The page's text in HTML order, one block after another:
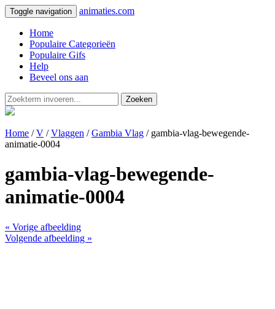
Toggle navigation animaties.com
Home
Populaire Categorieën
Populaire Gifs
Help
Beveel ons aan
Zoeken
Home /V /Vlaggen /Gambia Vlag / gambia-vlag-bewegende-
animatie-0004
gambia-vlag-bewegende-
animatie-0004
« Vorige afbeelding
Volgende afbeelding »